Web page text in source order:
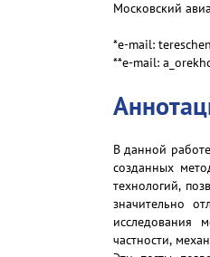
Московский
*e-mail:
**e-mail:
В данной
созданных
технологий,
значительно
исследования
частности,